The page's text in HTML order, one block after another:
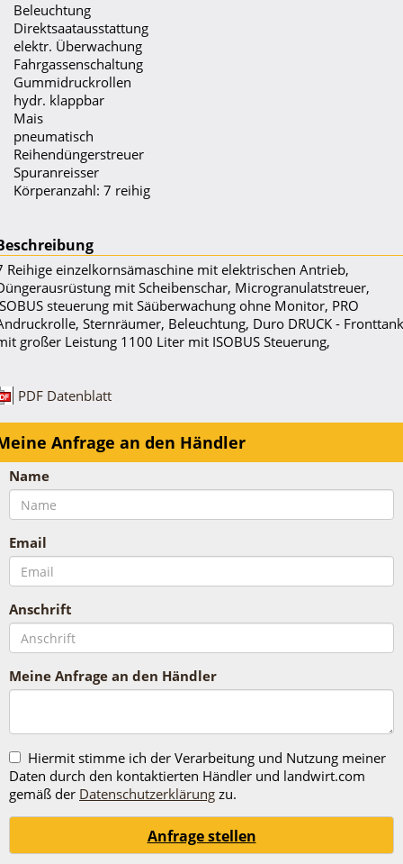
Beleuchtung
Direktsaatausstattung
elektr. Überwachung
Fahrgassenschaltung
Gummidruckrollen
hydr. klappbar
Mais
pneumatisch
Reihendüngerstreuer
Spuranreisser
Körperanzahl: 7 reihig
Reihige einzelkornsämaschine mit elektrischen Antrieb,
mit Scheibenschar, Microgranulatstreuer,
steuerung mit Säüberwachung ohne Monitor, PRO
Sternräumer, Beleuchtung, Duro DRUCK - Fronttank
großer Leistung 1100 Liter mit ISOBUS Steuerung,
PDF Datenblatt
Anfrage an den Händler
Name
Email
Anschrift
Meine Anfrage an den Händler
Hiermit stimme ich der Verarbeitung und Nutzung meiner
Daten durch den kontaktierten Händler und landwirt.com
gemäß der Datenschutzerklärung zu.